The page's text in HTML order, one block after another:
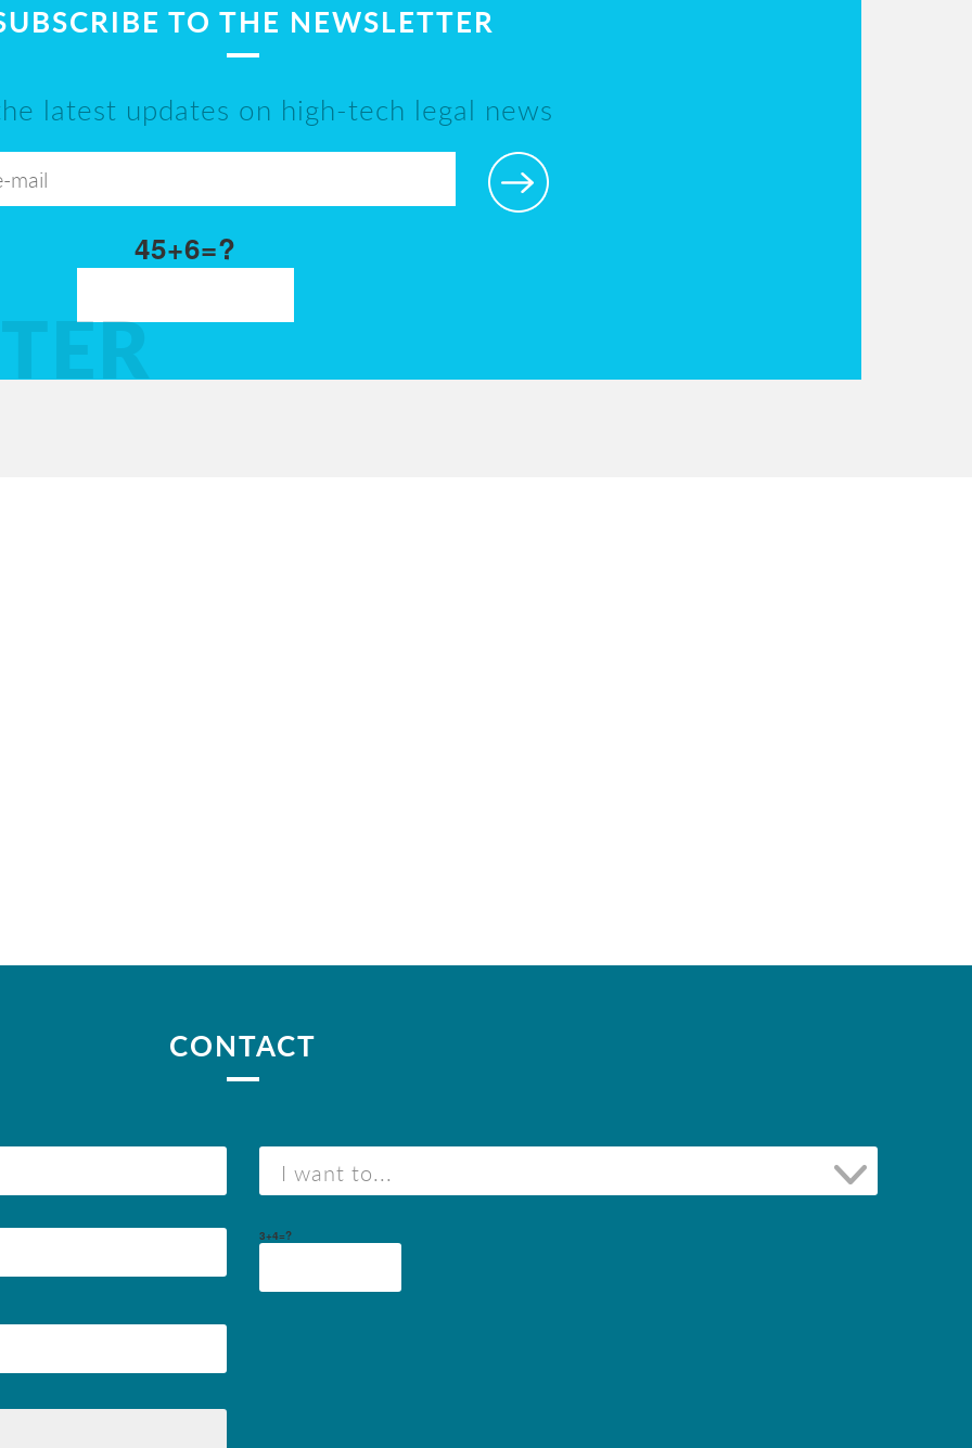
TO THE NEWSLETTER
latest updates on high-tech legal news
45+6=?
CONTACT
3+4=?